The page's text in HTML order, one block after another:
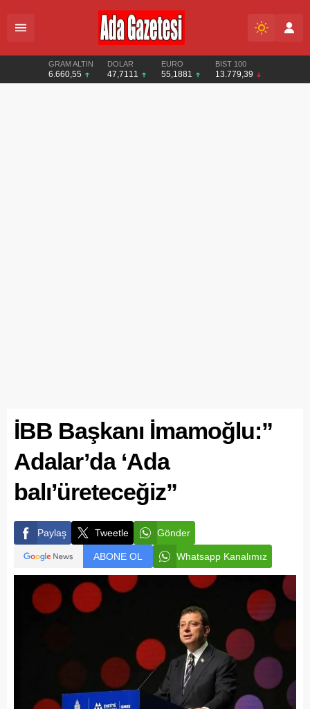
GRAM ALTIN
6.660,55
DOLAR
47,7111
EURO
55,1881
BIST 100
13.779,39
İBB Başkanı İmamoğlu:”
Adalar’da ‘Ada
balı’üreteceğiz”
Paylaş Tweetle Gönder
ABONE OL Whatsapp Kanalımız